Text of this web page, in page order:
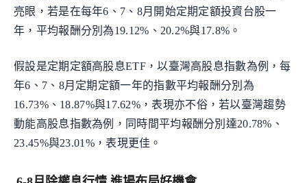
亮眼，若是在每年6、7、8月開始定期定額投資台股一
年，平均報酬分別為19.12%、20.2%與17.8%。
假設是定期定額高股息ETF，以臺灣高股息指數為例，每
年6、7、8月定期定額一年的指數平均報酬分別為
16.73%、18.87%與17.62%，表現亦不俗，若以臺灣趨勢
動能高股息指數為例，同時間平均報酬分別達20.78%、
23.45%與23.01%，表現更佳。